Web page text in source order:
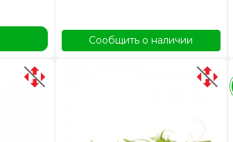
Сообщить о наличии